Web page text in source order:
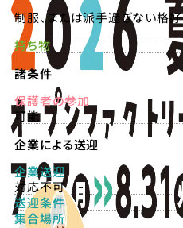
制服、または派手過ぎない格好
持ち物
諸条件
保護者の参加
可能
企業による送迎
企業送迎
対応不可
送迎条件
集合場所